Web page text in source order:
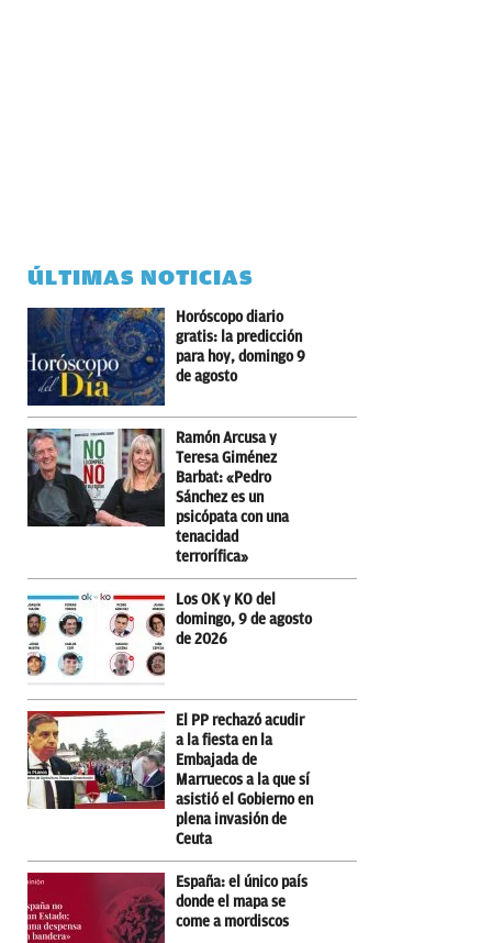
ÚLTIMAS NOTICIAS
Horóscopo diario
gratis: la predicción
para hoy, domingo 9
de agosto
Ramón Arcusa y
Teresa Giménez
Barbat: «Pedro
Sánchez es un
psicópata con una
tenacidad
terrorífica»
Los OK y KO del
domingo, 9 de agosto
de 2026
El PP rechazó acudir
a la fiesta en la
Embajada de
Marruecos a la que sí
asistió el Gobierno en
plena invasión de
Ceuta
España: el único país
donde el mapa se
come a mordiscos